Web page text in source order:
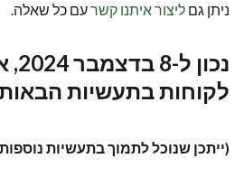
ניתן גם ליצור איתנו קשרעם כל שאלה.
לקוחות בתעשיות
(ייתכן שנוכל לתמוך בתעשיות